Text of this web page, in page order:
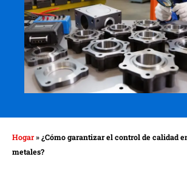
Hogar»¿Cómo garantizar el control de calidad
metales?